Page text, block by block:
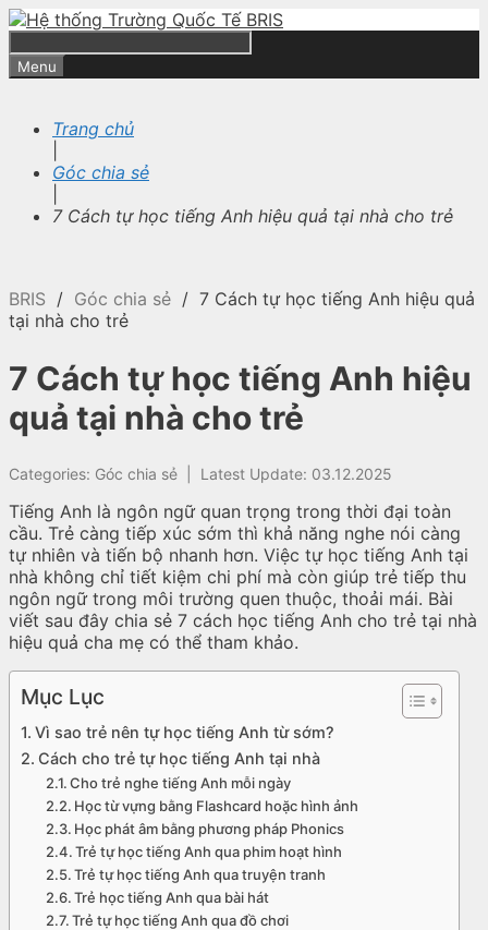
Skip
content
Search
Menu
Trang chủ
Góc chia sẻ
7 Cách tự học tiếng Anh hiệu quả tại nhà cho trẻ
BRIS / Góc chia sẻ / 7 Cách tự học tiếng Anh hiệu quả
tại nhà cho trẻ
7 Cách tự học tiếng Anh hiệu
quả tại nhà cho trẻ
Categories: Góc chia sẻ Latest Update: 03.12.2025
Tiếng Anh là ngôn ngữ quan trọng trong thời đại toàn
cầu. Trẻ càng tiếp xúc sớm thì khả năng nghe nói càng
tự nhiên và tiến bộ nhanh hơn. Việc tự học tiếng Anh tại
nhà không chỉ tiết kiệm chi phí mà còn giúp trẻ tiếp thu
ngôn ngữ trong môi trường quen thuộc, thoải mái. Bài
viết sau đây chia sẻ 7 cách học tiếng Anh cho trẻ tại nhà
hiệu quả cha mẹ có thể tham khảo.
Mục Lục
Vì sao trẻ nên tự học tiếng Anh từ sớm?
Cách cho trẻ tự học tiếng Anh tại nhà
Cho trẻ nghe tiếng Anh mỗi ngày
Học từ vựng bằng Flashcard hoặc hình ảnh
Học phát âm bằng phương pháp Phonics
Trẻ tự học tiếng Anh qua phim hoạt hình
Trẻ tự học tiếng Anh qua truyện tranh
Trẻ học tiếng Anh qua bài hát
Trẻ tự học tiếng Anh qua đồ chơi